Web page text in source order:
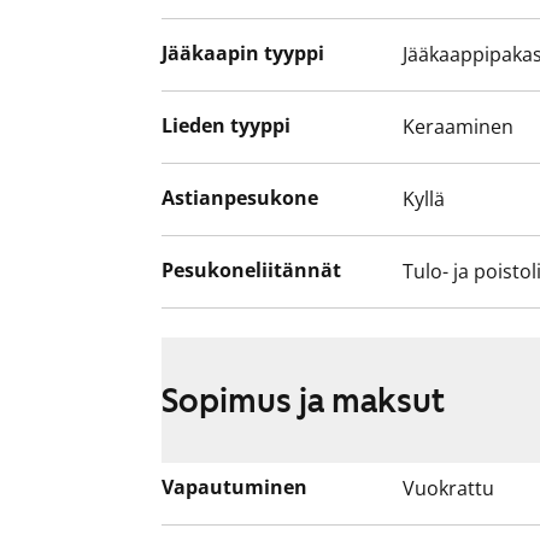
Jääkaapin tyyppi
Lieden tyyppi Keraaminen
Astianpesukone Kyllä
Pesukoneliitännät Tulo- ja
Sopimus ja maksut
Vapautuminen Vuokrattu